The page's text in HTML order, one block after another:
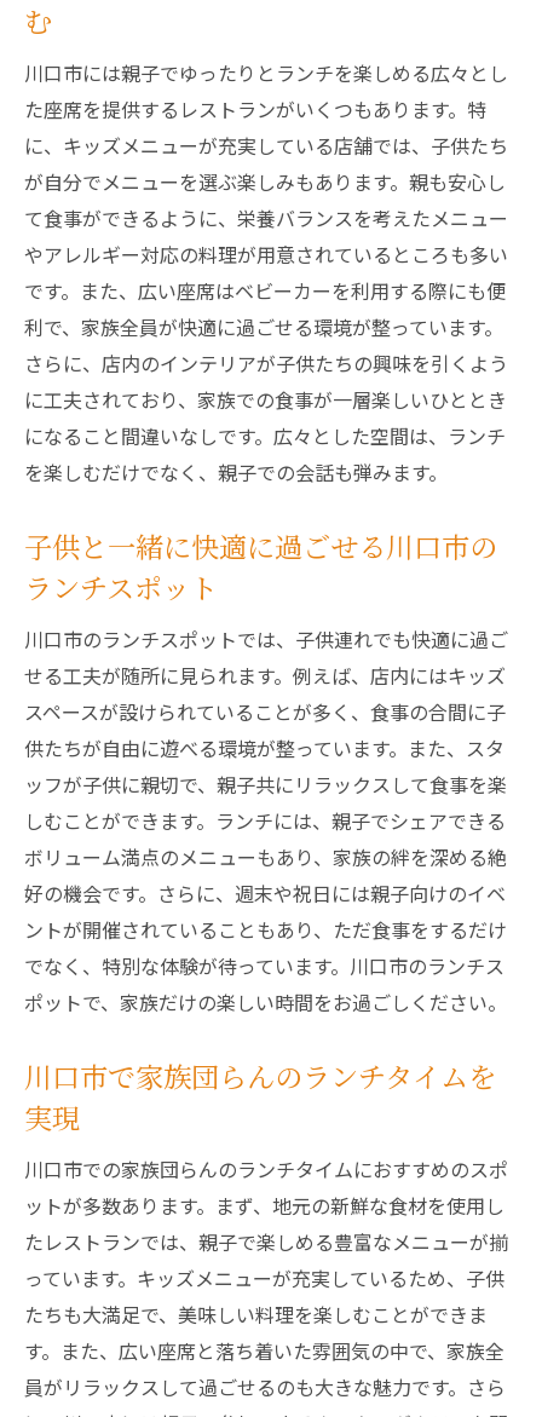
む
川口市には親子でゆったりとランチを楽しめる広々とし
た座席を提供するレストランがいくつもあります。特
に、キッズメニューが充実している店舗では、子供たち
が自分でメニューを選ぶ楽しみもあります。親も安心し
て食事ができるように、栄養バランスを考えたメニュー
やアレルギー対応の料理が用意されているところも多い
です。また、広い座席はベビーカーを利用する際にも便
利で、家族全員が快適に過ごせる環境が整っています。
さらに、店内のインテリアが子供たちの興味を引くよう
に工夫されており、家族での食事が一層楽しいひととき
になること間違いなしです。広々とした空間は、ランチ
を楽しむだけでなく、親子での会話も弾みます。
子供と一緒に快適に過ごせる川口市の
ランチスポット
川口市のランチスポットでは、子供連れでも快適に過ご
せる工夫が随所に見られます。例えば、店内にはキッズ
スペースが設けられていることが多く、食事の合間に子
供たちが自由に遊べる環境が整っています。また、スタ
ッフが子供に親切で、親子共にリラックスして食事を楽
しむことができます。ランチには、親子でシェアできる
ボリューム満点のメニューもあり、家族の絆を深める絶
好の機会です。さらに、週末や祝日には親子向けのイベ
ントが開催されていることもあり、ただ食事をするだけ
でなく、特別な体験が待っています。川口市のランチス
ポットで、家族だけの楽しい時間をお過ごしください。
川口市で家族団らんのランチタイムを
実現
川口市での家族団らんのランチタイムにおすすめのスポ
ットが多数あります。まず、地元の新鮮な食材を使用し
たレストランでは、親子で楽しめる豊富なメニューが揃
っています。キッズメニューが充実しているため、子供
たちも大満足で、美味しい料理を楽しむことができま
す。また、広い座席と落ち着いた雰囲気の中で、家族全
員がリラックスして過ごせるのも大きな魅力です。さら